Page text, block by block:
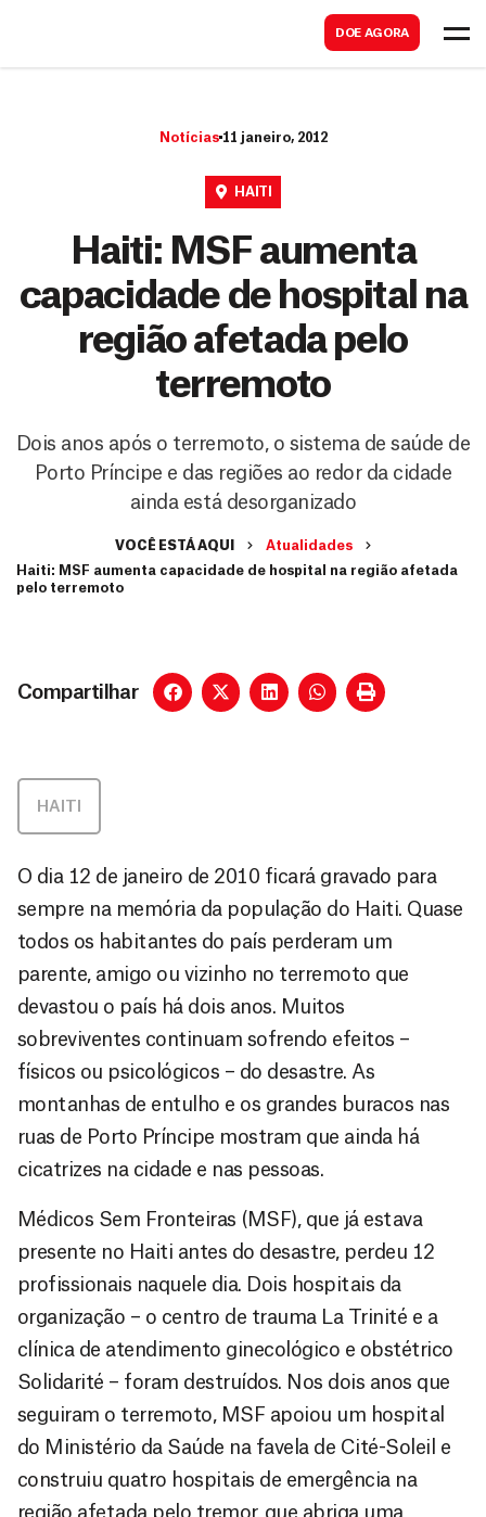
DOE AGORA
r
Notícias 11 janeiro, 2012
HAITI
Haiti: MSF aumenta
capacidade de hospital na
região afetada pelo
terremoto
Dois anos após o terremoto, o sistema de saúde de
Porto Príncipe e das regiões ao redor da cidade
ainda está desorganizado
VOCÊ ESTÁ AQUI
Atualidades
Haiti: MSF aumenta capacidade de hospital na região afetada
pelo terremoto
Compartilhar
HAITI
O dia 12 de janeiro de 2010 ficará gravado para
sempre na memória da população do Haiti. Quase
todos os habitantes do país perderam um
parente, amigo ou vizinho no terremoto que
devastou o país há dois anos. Muitos
sobreviventes continuam sofrendo efeitos –
físicos ou psicológicos – do desastre. As
montanhas de entulho e os grandes buracos nas
ruas de Porto Príncipe mostram que ainda há
cicatrizes na cidade e nas pessoas.
Médicos Sem Fronteiras (MSF), que já estava
presente no Haiti antes do desastre, perdeu 12
profissionais naquele dia. Dois hospitais da
organização – o centro de trauma La Trinité e a
clínica de atendimento ginecológico e obstétrico
Solidarité – foram destruídos. Nos dois anos que
seguiram o terremoto, MSF apoiou um hospital
do Ministério da Saúde na favela de Cité-Soleil e
construiu quatro hospitais de emergência na
região afetada pelo tremor, que abriga uma
a
r